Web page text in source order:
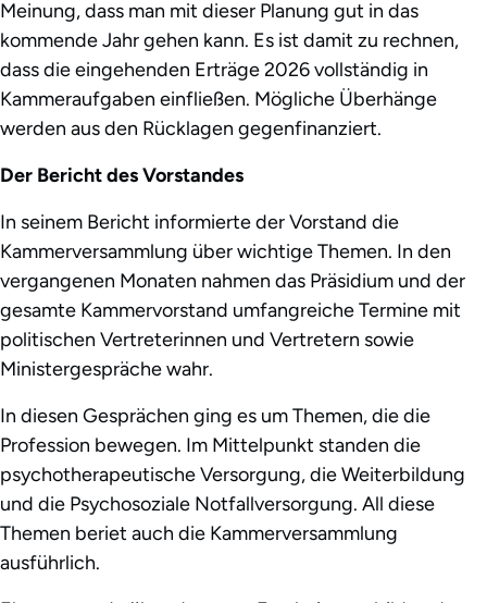
Meinung, dass man mit dieser Planung gut in das
kommende Jahr gehen kann. Es ist damit zu rechnen,
dass die eingehenden Erträge 2026 vollständig in
Kammeraufgaben einfließen. Mögliche Überhänge
werden aus den Rücklagen gegenfinanziert.
Der Bericht des Vorstandes
In seinem Bericht informierte der Vorstand die
Kammerversammlung über wichtige Themen. In den
vergangenen Monaten nahmen das Präsidium und der
gesamte Kammervorstand umfangreiche Termine mit
politischen Vertreterinnen und Vertretern sowie
Ministergespräche wahr.
In diesen Gesprächen ging es um Themen, die die
Profession bewegen. Im Mittelpunkt standen die
psychotherapeutische Versorgung, die Weiterbildung
und die Psychosoziale Notfallversorgung. All diese
Themen beriet auch die Kammerversammlung
ausführlich.